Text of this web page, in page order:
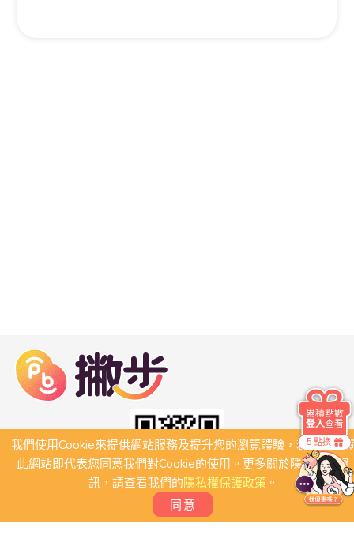
我們使用Cookie來提供網站服務及提升您的瀏覽體驗，若繼續瀏
此網站即代表您同意我們對Cookie的使用。更多關於隱私保護資
訊，請查看我們的隱私權保護政策。
同意
5 點換
累積點數
登入查看